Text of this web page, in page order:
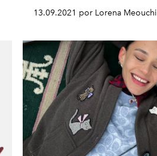
13.09.2021 por Lorena Meouchi